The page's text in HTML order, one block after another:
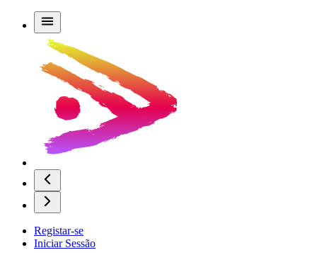
Registar-se
Iniciar Sessão